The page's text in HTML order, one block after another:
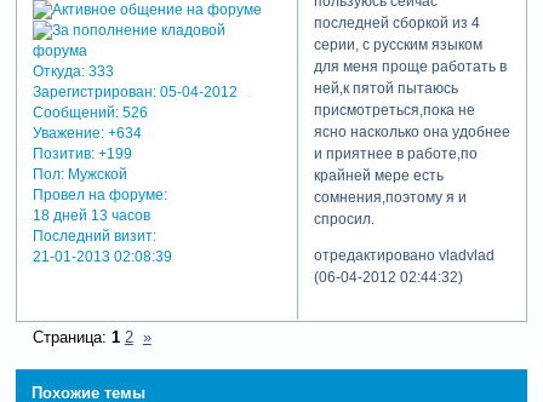
Откуда:333
Зарегистрирован: 05-04-2012
Сообщений:526
Уважение: +634
Позитив: +199
Пол:Мужской
Провел на форуме:
18 дней 13 часов
Последний визит:
21-01-2013 02:08:39
последней сборкой из 4
серии, с русским языком
для меня проще работать в
ней,к пятой пытаюсь
присмотреться,пока не
ясно насколько она удобнее
и приятнее в работе,по
крайней мере есть
сомнения,поэтому я и
спросил.
отредактировано vladvlad
(06-04-2012 02:44:32)
Страница: 1 2 »
Похожие темы